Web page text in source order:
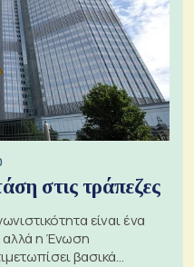
στις τράπεζες
είναι ένα
η Ένωση
βασικά